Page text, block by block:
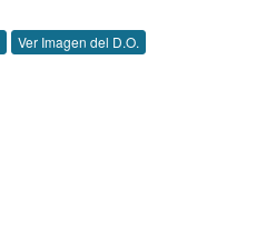
Ver Imagen del D.O.